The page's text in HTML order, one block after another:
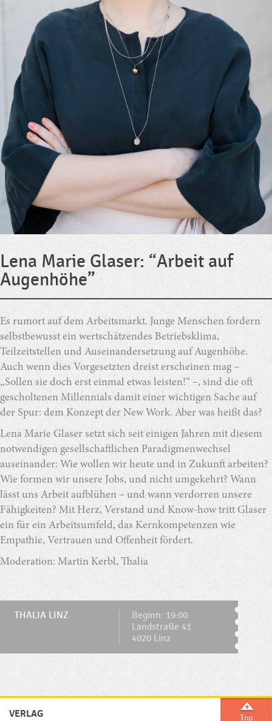
Lena Marie Glaser: “Arbeit auf
Augenhöhe”
Es rumort auf dem Arbeitsmarkt. Junge Menschen fordern
selbstbewusst ein wertschätzendes Betriebsklima,
Teilzeitstellen und Auseinandersetzung auf Augenhöhe.
Auch wenn dies Vorgesetzten dreist erscheinen mag –
„Sollen sie doch erst einmal etwas leisten!“ –, sind die oft
gescholtenen Millennials damit einer wichtigen Sache auf
der Spur: dem Konzept der New Work. Aber was heißt das?
Lena Marie Glaser setzt sich seit einigen Jahren mit diesem
notwendigen gesellschaftlichen Paradigmenwechsel
auseinander: Wie wollen wir heute und in Zukunft arbeiten?
Wie formen wir unsere Jobs, und nicht umgekehrt? Wann
lässt uns Arbeit aufblühen – und wann verdorren unsere
Fähigkeiten? Mit Herz, Verstand und Know-how tritt Glaser
ein für ein Arbeitsumfeld, das Kernkompetenzen wie
Empathie, Vertrauen und Offenheit fördert.
Moderation: Martin Kerbl, Thalia
THALIA LINZ
Beginn: 19:00
Landstraße 41
4020 Linz
VERLAG